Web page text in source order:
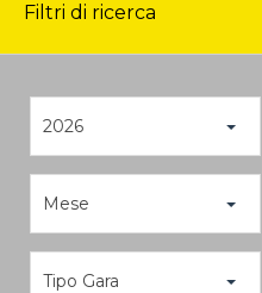
Filtri di ricerca
2026
Mese
Tipo Gara